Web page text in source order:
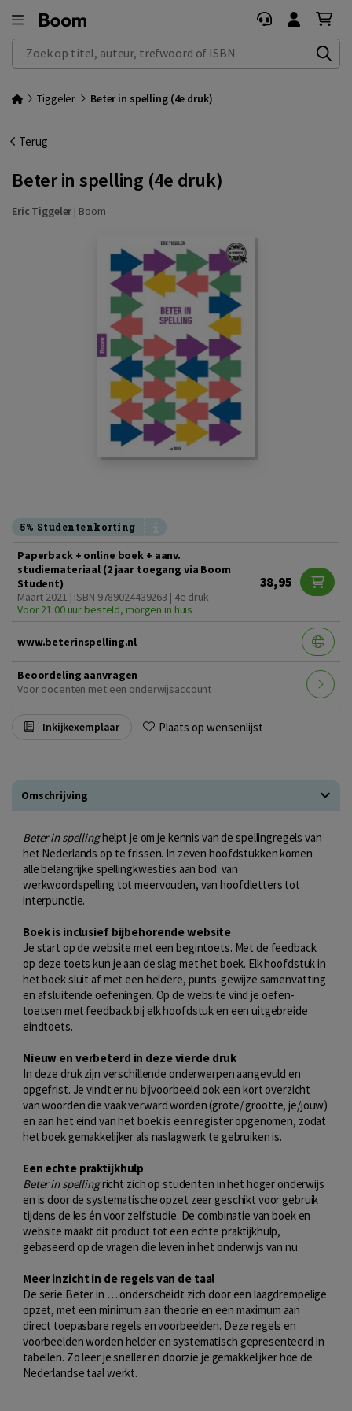
Zoek op titel, auteur, trefwoord of ISBN
Tiggeler Beter in spelling (4e druk)
Terug
Beter in spelling (4e druk)
Eric Tiggeler | Boom
5% Studentenkorting
Paperback + online boek + aanv.
studiemateriaal (2 jaar toegang via Boom
Student)
Maart 2021 | ISBN 9789024439263 | 4e druk
Voor 21:00 uur besteld, morgen in huis
38,95
www.beterinspelling.nl
Beoordeling aanvragen
Voor docenten met een onderwijsaccount
Inkijkexemplaar Plaats op wensenlijst
Omschrijving
Beter in spellinghelpt je om je kennis van de spellingregels van
het Nederlands op te frissen. In zeven hoofdstukken komen
alle belangrijke spellingkwesties aan bod: van
werkwoordspelling tot meervouden, van hoofdletters tot
interpunctie.
Boek is inclusief bijbehorende website
Je start op de website met een begintoets. Met de feedback
op deze toets kun je aan de slag met het boek. Elk hoofdstuk in
het boek sluit af met een heldere, punts-gewijze samenvatting
en afsluitende oefeningen. Op de website vind je oefen-
toetsen met feedback bij elk hoofdstuk en een uitgebreide
eindtoets.
Nieuw en verbeterd in deze vierde druk
In deze druk zijn verschillende onderwerpen aangevuld en
opgefrist. Je vindt er nu bijvoorbeeld ook een kort overzicht
van woorden die vaak verward worden (grote/ grootte, je/jouw)
en aan het eind van het boek is een register opgenomen, zodat
het boek gemakkelijker als naslagwerk te gebruiken is.
Een echte praktijkhulp
Beter in spellingricht zich op studenten in het hoger onderwijs
en is door de systematische opzet zeer geschikt voor gebruik
tijdens de les én voor zelfstudie. De combinatie van boek en
website maakt dit product tot een echte praktijkhulp,
gebaseerd op de vragen die leven in het onderwijs van nu.
Meer inzicht in de regels van de taal
De serie Beter in … onderscheidt zich door een laagdrempelige
opzet, met een minimum aan theorie en een maximum aan
direct toepasbare regels en voorbeelden. Deze regels en
voorbeelden worden helder en systematisch gepresenteerd in
tabellen. Zo leer je sneller en doorzie je gemakkelijker hoe de
Nederlandse taal werkt.